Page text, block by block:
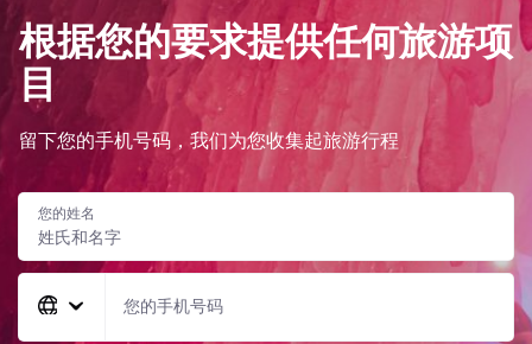
根据您的要求提供任何旅游项
目
留下您的手机号码，我们为您收集起旅游行程
您的姓名
您的手机号码